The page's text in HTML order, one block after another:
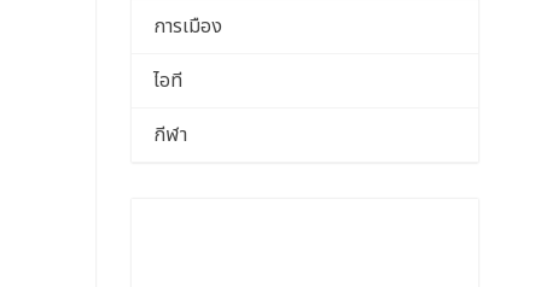
การเมือง
ไอที
กีฬา